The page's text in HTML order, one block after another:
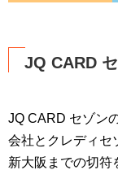
JQ CARD
JQ CARD セゾン
会社とクレディセ
新大阪までの切符